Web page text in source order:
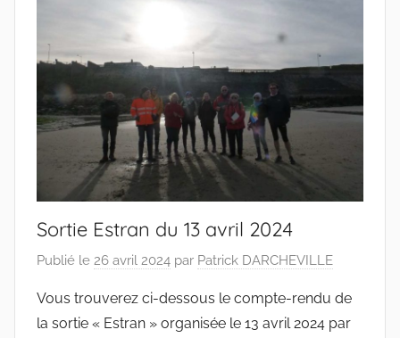
Pas-
de-
Calais
Sortie Estran du 13 avril 2024
Publié le 26 avril 2024 par Patrick DARCHEVILLE
Vous trouverez ci-dessous le compte-rendu de
la sortie « Estran » organisée le 13 avril 2024 par